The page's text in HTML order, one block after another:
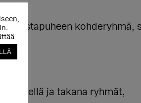
vastapuheen kohderyhmä,